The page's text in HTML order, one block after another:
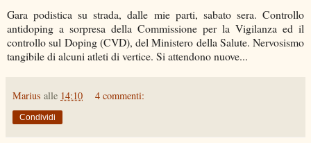
Gara podistica su strada, dalle mie parti, sabato sera. Controllo
antidoping a sorpresa della Commissione per la Vigilanza ed il
controllo sul Doping (CVD), del Ministero della Salute. Nervosismo
tangibile di alcuni atleti di vertice. Si attendono nuove...
Marius alle 14:10 4 commenti:
Condividi